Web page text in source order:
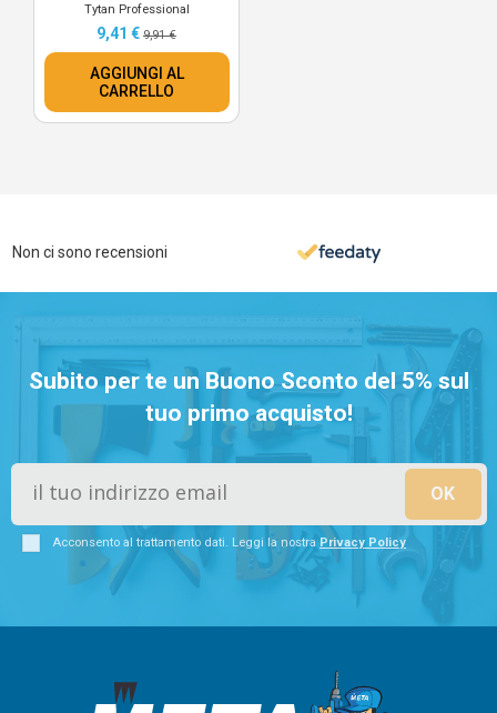
Tytan Professional
9,41 € 9,91 €
AGGIUNGI AL
CARRELLO
Non ci sono recensioni
Subito per te un Buono Sconto del 5% sul
tuo primo acquisto!
Acconsento al trattamento dati. Leggi la nostra Privacy Policy